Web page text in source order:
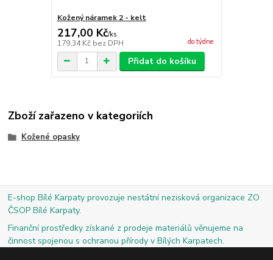
Kožený náramek 2 - kelt
217,00 Kč/ks
179,34 Kč bez DPH do týdne
Přidat do košíku
Zboží zařazeno v kategoriích
Kožené opasky
E-shop Bílé Karpaty provozuje nestátní nezisková organizace ZO
ČSOP Bílé Karpaty.
Finanční prostředky získané z prodeje materiálů věnujeme na
činnost spojenou s ochranou přírody v Bílých Karpatech.